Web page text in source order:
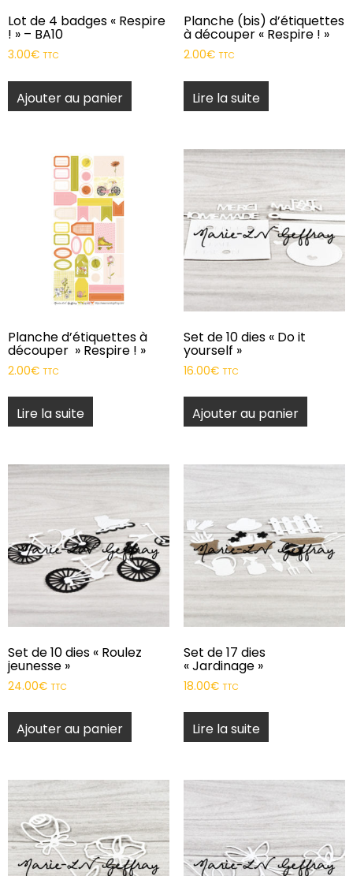
Lot de 4 badges « Respire
! » – BA10
3.00€ TTC
Ajouter au panier
Planche (bis) d’étiquettes
à découper « Respire ! »
2.00€ TTC
Lire la suite
Planche d’étiquettes à
découper » Respire ! »
2.00€ TTC
Lire la suite
Set de 10 dies « Do it
yourself »
16.00€ TTC
Ajouter au panier
Set de 10 dies « Roulez
jeunesse »
24.00€ TTC
Ajouter au panier
Set de 17 dies
« Jardinage »
18.00€ TTC
Lire la suite